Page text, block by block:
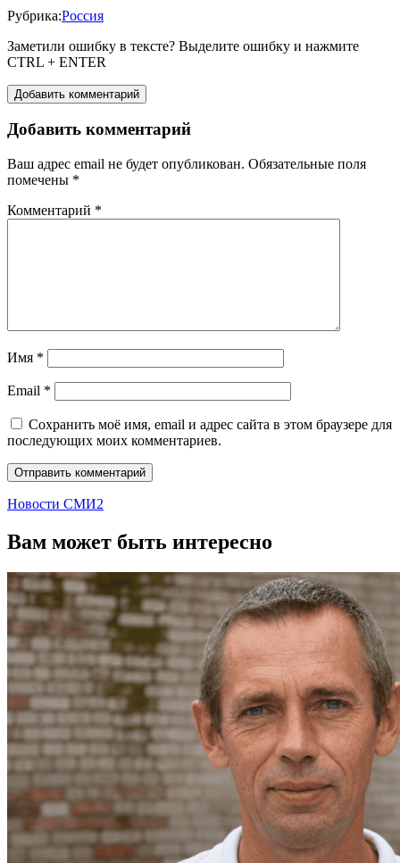
Рубрика:Россия
Заметили ошибку в тексте? Выделите ошибку и нажмите
CTRL + ENTER
Добавить комментарий
Добавить комментарий
Ваш адрес email не будет опубликован. Обязательные поля
помечены *
Комментарий *
Имя *
Email *
Сохранить моё имя, email и адрес сайта в этом браузере для
последующих моих комментариев.
Новости СМИ2
Вам может быть интересно